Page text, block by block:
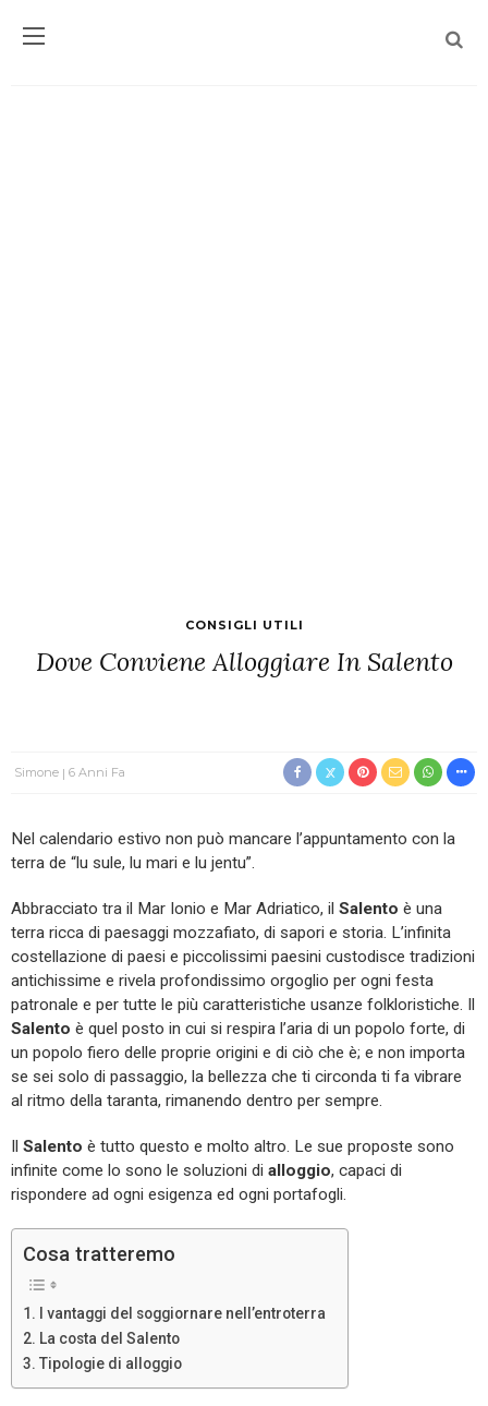
CONSIGLI UTILI
Dove Conviene Alloggiare In Salento
Simone 6 Anni Fa
Nel calendario estivo non può mancare l’appuntamento con la
terra de “lu sule, lu mari e lu jentu”.
Abbracciato tra il Mar Ionio e Mar Adriatico, il Salento è una
terra ricca di paesaggi mozzafiato, di sapori e storia. L’infinita
costellazione di paesi e piccolissimi paesini custodisce tradizioni
antichissime e rivela profondissimo orgoglio per ogni festa
patronale e per tutte le più caratteristiche usanze folkloristiche. Il
Salento è quel posto in cui si respira l’aria di un popolo forte, di
un popolo fiero delle proprie origini e di ciò che è; e non importa
se sei solo di passaggio, la bellezza che ti circonda ti fa vibrare
al ritmo della taranta, rimanendo dentro per sempre.
Il Salento è tutto questo e molto altro. Le sue proposte sono
infinite come lo sono le soluzioni di alloggio, capaci di
rispondere ad ogni esigenza ed ogni portafogli.
Cosa tratteremo
I vantaggi del soggiornare nell’entroterra
La costa del Salento
Tipologie di alloggio